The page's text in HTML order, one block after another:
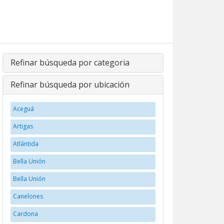
Refinar búsqueda por categoria
Refinar búsqueda por ubicación
Aceguá
Artigas
Atlántida
Bella Unión
Bella Unión
Canelones
Cardona